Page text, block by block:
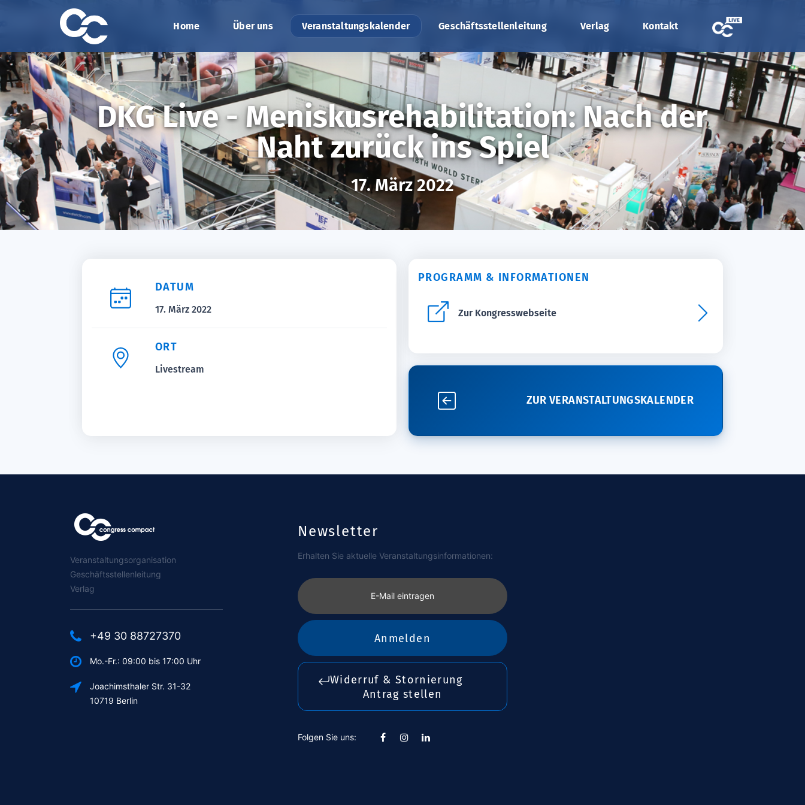
Home Über uns Veranstaltungskalender Geschäftsstellenleitung Verlag Kontakt
DKG Live - Meniskusrehabilitation: Nach der
Naht zurück ins Spiel
17. März 2022
DATUM
17. März 2022
ORT
Livestream
PROGRAMM & INFORMATIONEN
Zur Kongresswebseite
ZUR VERANSTALTUNGSKALENDER
Veranstaltungsorganisation
Geschäftsstellenleitung
Verlag
+49 30 88727370
Mo.-Fr.: 09:00 bis 17:00 Uhr
Joachimsthaler Str. 31-32
10719 Berlin
Newsletter
Erhalten Sie aktuelle Veranstaltungsinformationen:
E-Mail eintragen
Anmelden
Widerruf & Stornierung
Antrag stellen
Folgen Sie uns: